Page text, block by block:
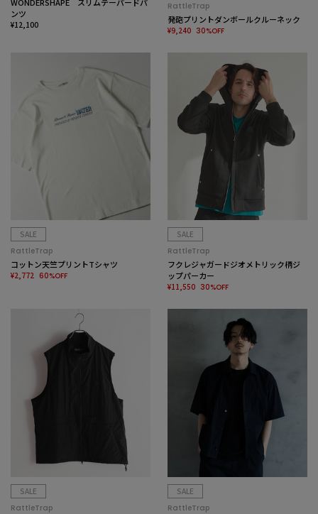
ンツ
¥12,100
RattleTrap
発砲プリントダンボールクルーネック
¥9,240 30%OFF
SALE
RattleTrap
コットン天竺プリントTシャツ
¥2,772 60%OFF
SALE
RattleTrap
フクレジャガードジオメトリック柄ジ
ップパーカー
¥11,550 30%OFF
SALE
RattleTrap
SALE
RattleTrap